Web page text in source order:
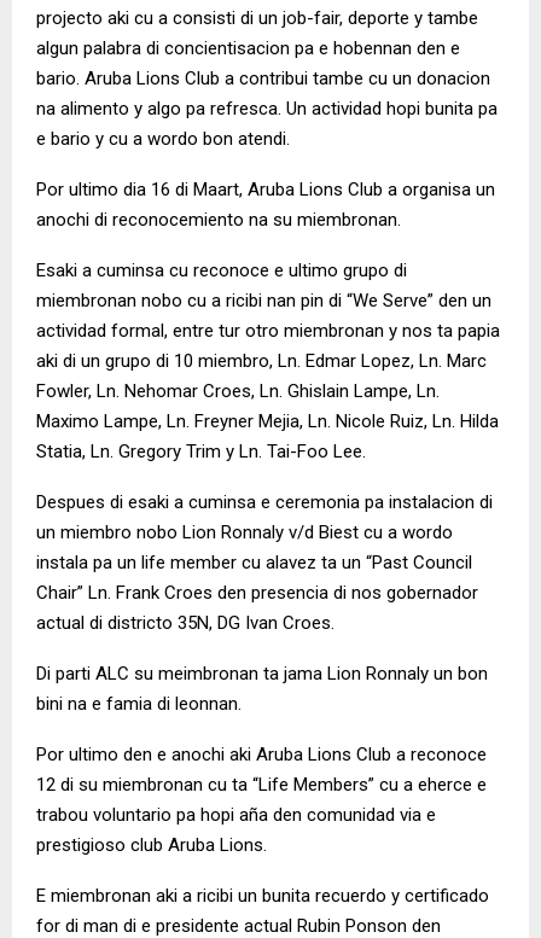
projecto aki cu a consisti di un job-fair, deporte y tambe
algun palabra di concientisacion pa e hobennan den e
bario. Aruba Lions Club a contribui tambe cu un donacion
na alimento y algo pa refresca. Un actividad hopi bunita pa
e bario y cu a wordo bon atendi.
Por ultimo dia 16 di Maart, Aruba Lions Club a organisa un
anochi di reconocemiento na su miembronan.
Esaki a cuminsa cu reconoce e ultimo grupo di
miembronan nobo cu a ricibi nan pin di “We Serve” den un
actividad formal, entre tur otro miembronan y nos ta papia
aki di un grupo di 10 miembro, Ln. Edmar Lopez, Ln. Marc
Fowler, Ln. Nehomar Croes, Ln. Ghislain Lampe, Ln.
Maximo Lampe, Ln. Freyner Mejia, Ln. Nicole Ruiz, Ln. Hilda
Statia, Ln. Gregory Trim y Ln. Tai-Foo Lee.
Despues di esaki a cuminsa e ceremonia pa instalacion di
un miembro nobo Lion Ronnaly v/d Biest cu a wordo
instala pa un life member cu alavez ta un “Past Council
Chair” Ln. Frank Croes den presencia di nos gobernador
actual di districto 35N, DG Ivan Croes.
Di parti ALC su meimbronan ta jama Lion Ronnaly un bon
bini na e famia di leonnan.
Por ultimo den e anochi aki Aruba Lions Club a reconoce
12 di su miembronan cu ta “Life Members” cu a eherce e
trabou voluntario pa hopi aña den comunidad via e
prestigioso club Aruba Lions.
E miembronan aki a ricibi un bunita recuerdo y certificado
for di man di e presidente actual Rubin Ponson den